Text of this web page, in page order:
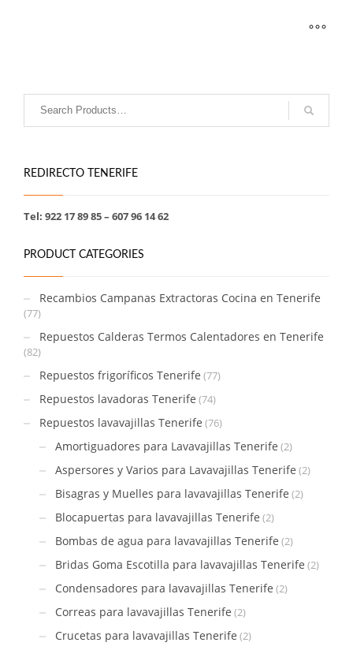
REDIRECTO TENERIFE
Tel: 922 17 89 85 – 607 96 14 62
PRODUCT CATEGORIES
Recambios Campanas Extractoras Cocina en Tenerife
(77)
Repuestos Calderas Termos Calentadores en Tenerife
(82)
Repuestos frigoríficos Tenerife (77)
Repuestos lavadoras Tenerife (74)
Repuestos lavavajillas Tenerife (76)
Amortiguadores para Lavavajillas Tenerife (2)
Aspersores y Varios para Lavavajillas Tenerife (2)
Bisagras y Muelles para lavavajillas Tenerife (2)
Blocapuertas para lavavajillas Tenerife (2)
Bombas de agua para lavavajillas Tenerife (2)
Bridas Goma Escotilla para lavavajillas Tenerife (2)
Condensadores para lavavajillas Tenerife (2)
Correas para lavavajillas Tenerife (2)
Crucetas para lavavajillas Tenerife (2)